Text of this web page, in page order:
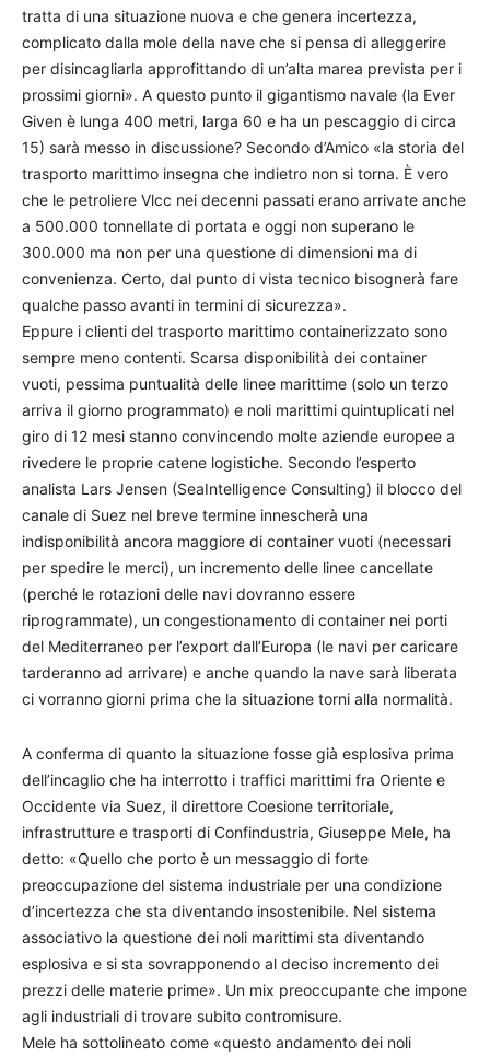
tratta di una situazione nuova e che genera incertezza,
complicato dalla mole della nave che si pensa di alleggerire
per disincagliarla approfittando di un’alta marea prevista per i
prossimi giorni». A questo punto il gigantismo navale (la Ever
Given è lunga 400 metri, larga 60 e ha un pescaggio di circa
15) sarà messo in discussione? Secondo d’Amico «la storia del
trasporto marittimo insegna che indietro non si torna. È vero
che le petroliere Vlcc nei decenni passati erano arrivate anche
a 500.000 tonnellate di portata e oggi non superano le
300.000 ma non per una questione di dimensioni ma di
convenienza. Certo, dal punto di vista tecnico bisognerà fare
qualche passo avanti in termini di sicurezza».
Eppure i clienti del trasporto marittimo containerizzato sono
sempre meno contenti. Scarsa disponibilità dei container
vuoti, pessima puntualità delle linee marittime (solo un terzo
arriva il giorno programmato) e noli marittimi quintuplicati nel
giro di 12 mesi stanno convincendo molte aziende europee a
rivedere le proprie catene logistiche. Secondo l’esperto
analista Lars Jensen (SeaIntelligence Consulting) il blocco del
canale di Suez nel breve termine innescherà una
indisponibilità ancora maggiore di container vuoti (necessari
per spedire le merci), un incremento delle linee cancellate
(perché le rotazioni delle navi dovranno essere
riprogrammate), un congestionamento di container nei porti
del Mediterraneo per l’export dall’Europa (le navi per caricare
tarderanno ad arrivare) e anche quando la nave sarà liberata
ci vorranno giorni prima che la situazione torni alla normalità.
A conferma di quanto la situazione fosse già esplosiva prima
dell’incaglio che ha interrotto i traffici marittimi fra Oriente e
Occidente via Suez, il direttore Coesione territoriale,
infrastrutture e trasporti di Confindustria, Giuseppe Mele, ha
detto: «Quello che porto è un messaggio di forte
preoccupazione del sistema industriale per una condizione
d’incertezza che sta diventando insostenibile. Nel sistema
associativo la questione dei noli marittimi sta diventando
esplosiva e si sta sovrapponendo al deciso incremento dei
prezzi delle materie prime». Un mix preoccupante che impone
agli industriali di trovare subito contromisure.
Mele ha sottolineato come «questo andamento dei noli